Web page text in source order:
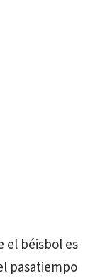
el béisbol es
pasatiempo